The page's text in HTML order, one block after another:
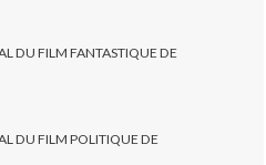
DU FILM FANTASTIQUE DE
DU FILM POLITIQUE DE